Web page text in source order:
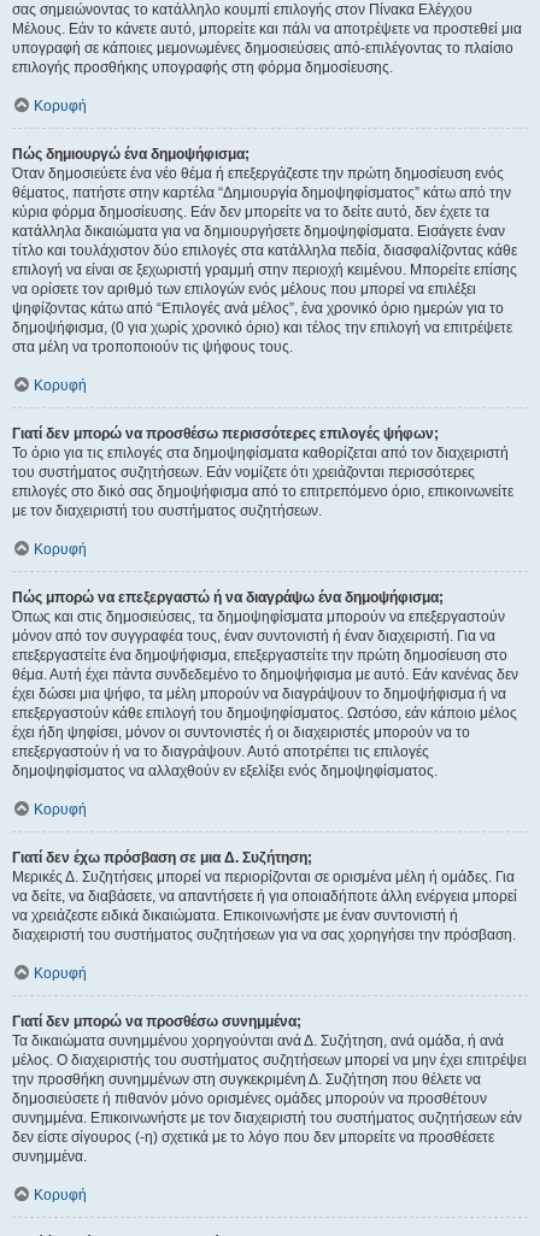
σας σημειώνοντας το κατάλληλο κουμπί επιλογής στον Πίνακα Ελέγχου
Μέλους. Εάν το κάνετε αυτό, μπορείτε και πάλι να αποτρέψετε να προστεθεί μια
υπογραφή σε κάποιες μεμονωμένες δημοσιεύσεις από-επιλέγοντας το πλαίσιο
επιλογής προσθήκης υπογραφής στη φόρμα δημοσίευσης.
Κορυφή
Πώς δημιουργώ ένα δημοψήφισμα;
Όταν δημοσιεύετε ένα νέο θέμα ή επεξεργάζεστε την πρώτη δημοσίευση ενός
θέματος, πατήστε στην καρτέλα “Δημιουργία δημοψηφίσματος” κάτω από την
κύρια φόρμα δημοσίευσης. Εάν δεν μπορείτε να το δείτε αυτό, δεν έχετε τα
κατάλληλα δικαιώματα για να δημιουργήσετε δημοψηφίσματα. Εισάγετε έναν
τίτλο και τουλάχιστον δύο επιλογές στα κατάλληλα πεδία, διασφαλίζοντας κάθε
επιλογή να είναι σε ξεχωριστή γραμμή στην περιοχή κειμένου. Μπορείτε επίσης
να ορίσετε τον αριθμό των επιλογών ενός μέλους που μπορεί να επιλέξει
ψηφίζοντας κάτω από “Επιλογές ανά μέλος”, ένα χρονικό όριο ημερών για το
δημοψήφισμα, (0 για χωρίς χρονικό όριο) και τέλος την επιλογή να επιτρέψετε
στα μέλη να τροποποιούν τις ψήφους τους.
Κορυφή
Γιατί δεν μπορώ να προσθέσω περισσότερες επιλογές ψήφων;
Το όριο για τις επιλογές στα δημοψηφίσματα καθορίζεται από τον διαχειριστή
του συστήματος συζητήσεων. Εάν νομίζετε ότι χρειάζονται περισσότερες
επιλογές στο δικό σας δημοψήφισμα από το επιτρεπόμενο όριο, επικοινωνείτε
με τον διαχειριστή του συστήματος συζητήσεων.
Κορυφή
Πώς μπορώ να επεξεργαστώ ή να διαγράψω ένα δημοψήφισμα;
Όπως και στις δημοσιεύσεις, τα δημοψηφίσματα μπορούν να επεξεργαστούν
μόνον από τον συγγραφέα τους, έναν συντονιστή ή έναν διαχειριστή. Για να
επεξεργαστείτε ένα δημοψήφισμα, επεξεργαστείτε την πρώτη δημοσίευση στο
θέμα. Αυτή έχει πάντα συνδεδεμένο το δημοψήφισμα με αυτό. Εάν κανένας δεν
έχει δώσει μια ψήφο, τα μέλη μπορούν να διαγράψουν το δημοψήφισμα ή να
επεξεργαστούν κάθε επιλογή του δημοψηφίσματος. Ωστόσο, εάν κάποιο μέλος
έχει ήδη ψηφίσει, μόνον οι συντονιστές ή οι διαχειριστές μπορούν να το
επεξεργαστούν ή να το διαγράψουν. Αυτό αποτρέπει τις επιλογές
δημοψηφίσματος να αλλαχθούν εν εξελίξει ενός δημοψηφίσματος.
Κορυφή
Γιατί δεν έχω πρόσβαση σε μια Δ. Συζήτηση;
Μερικές Δ. Συζητήσεις μπορεί να περιορίζονται σε ορισμένα μέλη ή ομάδες. Για
να δείτε, να διαβάσετε, να απαντήσετε ή για οποιαδήποτε άλλη ενέργεια μπορεί
να χρειάζεστε ειδικά δικαιώματα. Επικοινωνήστε με έναν συντονιστή ή
διαχειριστή του συστήματος συζητήσεων για να σας χορηγήσει την πρόσβαση.
Κορυφή
Γιατί δεν μπορώ να προσθέσω συνημμένα;
Τα δικαιώματα συνημμένου χορηγούνται ανά Δ. Συζήτηση, ανά ομάδα, ή ανά
μέλος. Ο διαχειριστής του συστήματος συζητήσεων μπορεί να μην έχει επιτρέψει
την προσθήκη συνημμένων στη συγκεκριμένη Δ. Συζήτηση που θέλετε να
δημοσιεύσετε ή πιθανόν μόνο ορισμένες ομάδες μπορούν να προσθέτουν
συνημμένα. Επικοινωνήστε με τον διαχειριστή του συστήματος συζητήσεων εάν
δεν είστε σίγουρος (-η) σχετικά με το λόγο που δεν μπορείτε να προσθέσετε
συνημμένα.
Κορυφή